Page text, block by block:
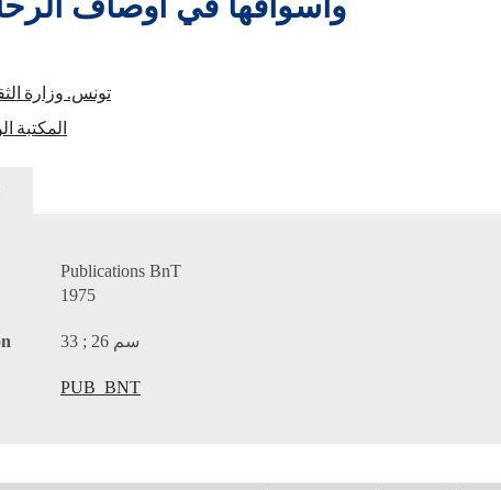
تونس. وزارة
المكتبة
Publications BnT
1975
33 ; 26 سم
PUB_BNT